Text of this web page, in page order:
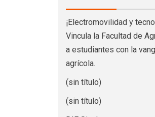
¡Electromovilidad y
Vincula la Facultad de
a estudiantes con la
agrícola.
(sin título)
(sin título)